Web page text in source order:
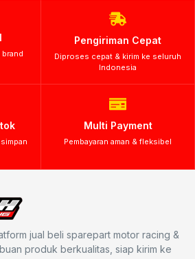
Pengiriman Cepat
Diproses cepat & kirim ke seluruh
Indonesia
Multi Payment
Pembayaran aman & fleksibel
jual beli sparepart motor racing &
produk berkualitas, siap kirim ke